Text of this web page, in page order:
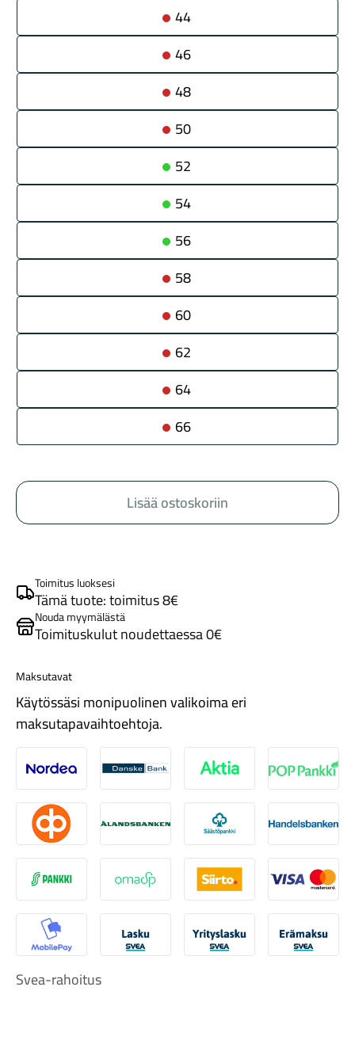
Renkaat
44
46
48
50
52
54
56
58
60
62
64
66
Lisää ostoskoriin
Toimitus luoksesi
Tämä tuote: toimitus 8€
Nouda myymälästä
Toimituskulut noudettaessa 0€
Maksutavat
Käytössäsi monipuolinen valikoima eri
maksutapavaihtoehtoja.
Nordea Danske Aktia Pop-
Osuuspankki Ålandsbanken Säästöpankki
S-Pankki Omasp Siirto Visa &
MobilePay Svea Lasku Svea yrityslaskuSvea
Svea-rahoitus